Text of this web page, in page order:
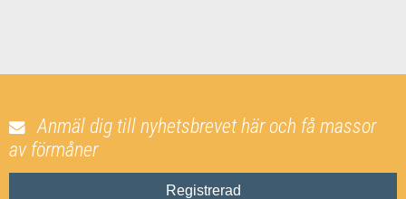
Anmäl dig till nyhetsbrevet här och få massor
av förmåner
Registrerad